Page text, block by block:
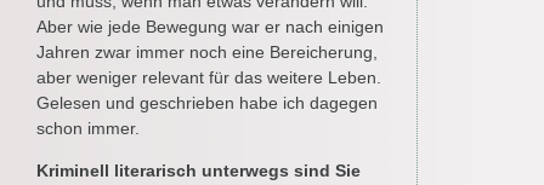
Aber wie jede Bewegung war er nach einigen
Jahren zwar immer noch eine Bereicherung,
aber weniger relevant für das weitere Leben.
Gelesen und geschrieben habe ich dagegen
schon immer.
Kriminell literarisch unterwegs sind Sie